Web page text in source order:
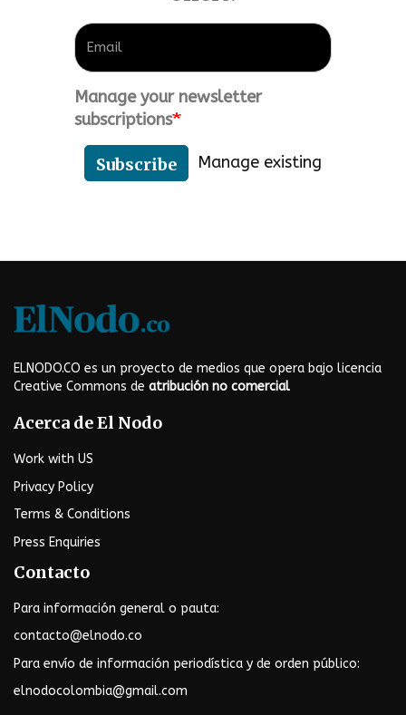
Manage your newsletter
subscriptions
Subscribe Manage existing
ELNODO.CO es un proyecto de medios que opera bajo licencia
Creative Commons de atribución no comercial
Acerca de El Nodo
Work with US
Privacy Policy
Terms & Conditions
Press Enquiries
Contacto
Para información general o pauta:
contacto@elnodo.co
Para envío de información periodística y de orden público:
elnodocolombia@gmail.com